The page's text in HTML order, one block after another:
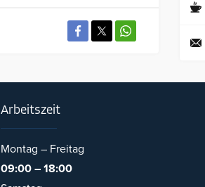
Arbeitszeit
Montag – Freitag
09:00 – 18:00